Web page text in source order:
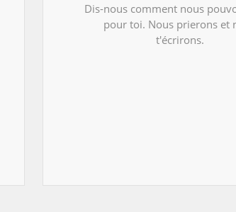
Dis-nous comment nous
pour toi. Nous prierons et
t'écrirons.